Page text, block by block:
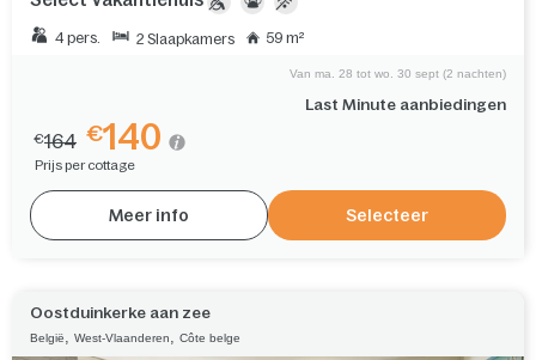
4 pers. 2 Slaapkamers 59 m²
Last Minute aanbiedingen
Van ma. 28 tot wo. 30 sept (2 nachten)
€164 €140
Prijs per cottage
Meer info Selecteer
Oostduinkerke aan zee
België West-Vlaanderen Côte belge